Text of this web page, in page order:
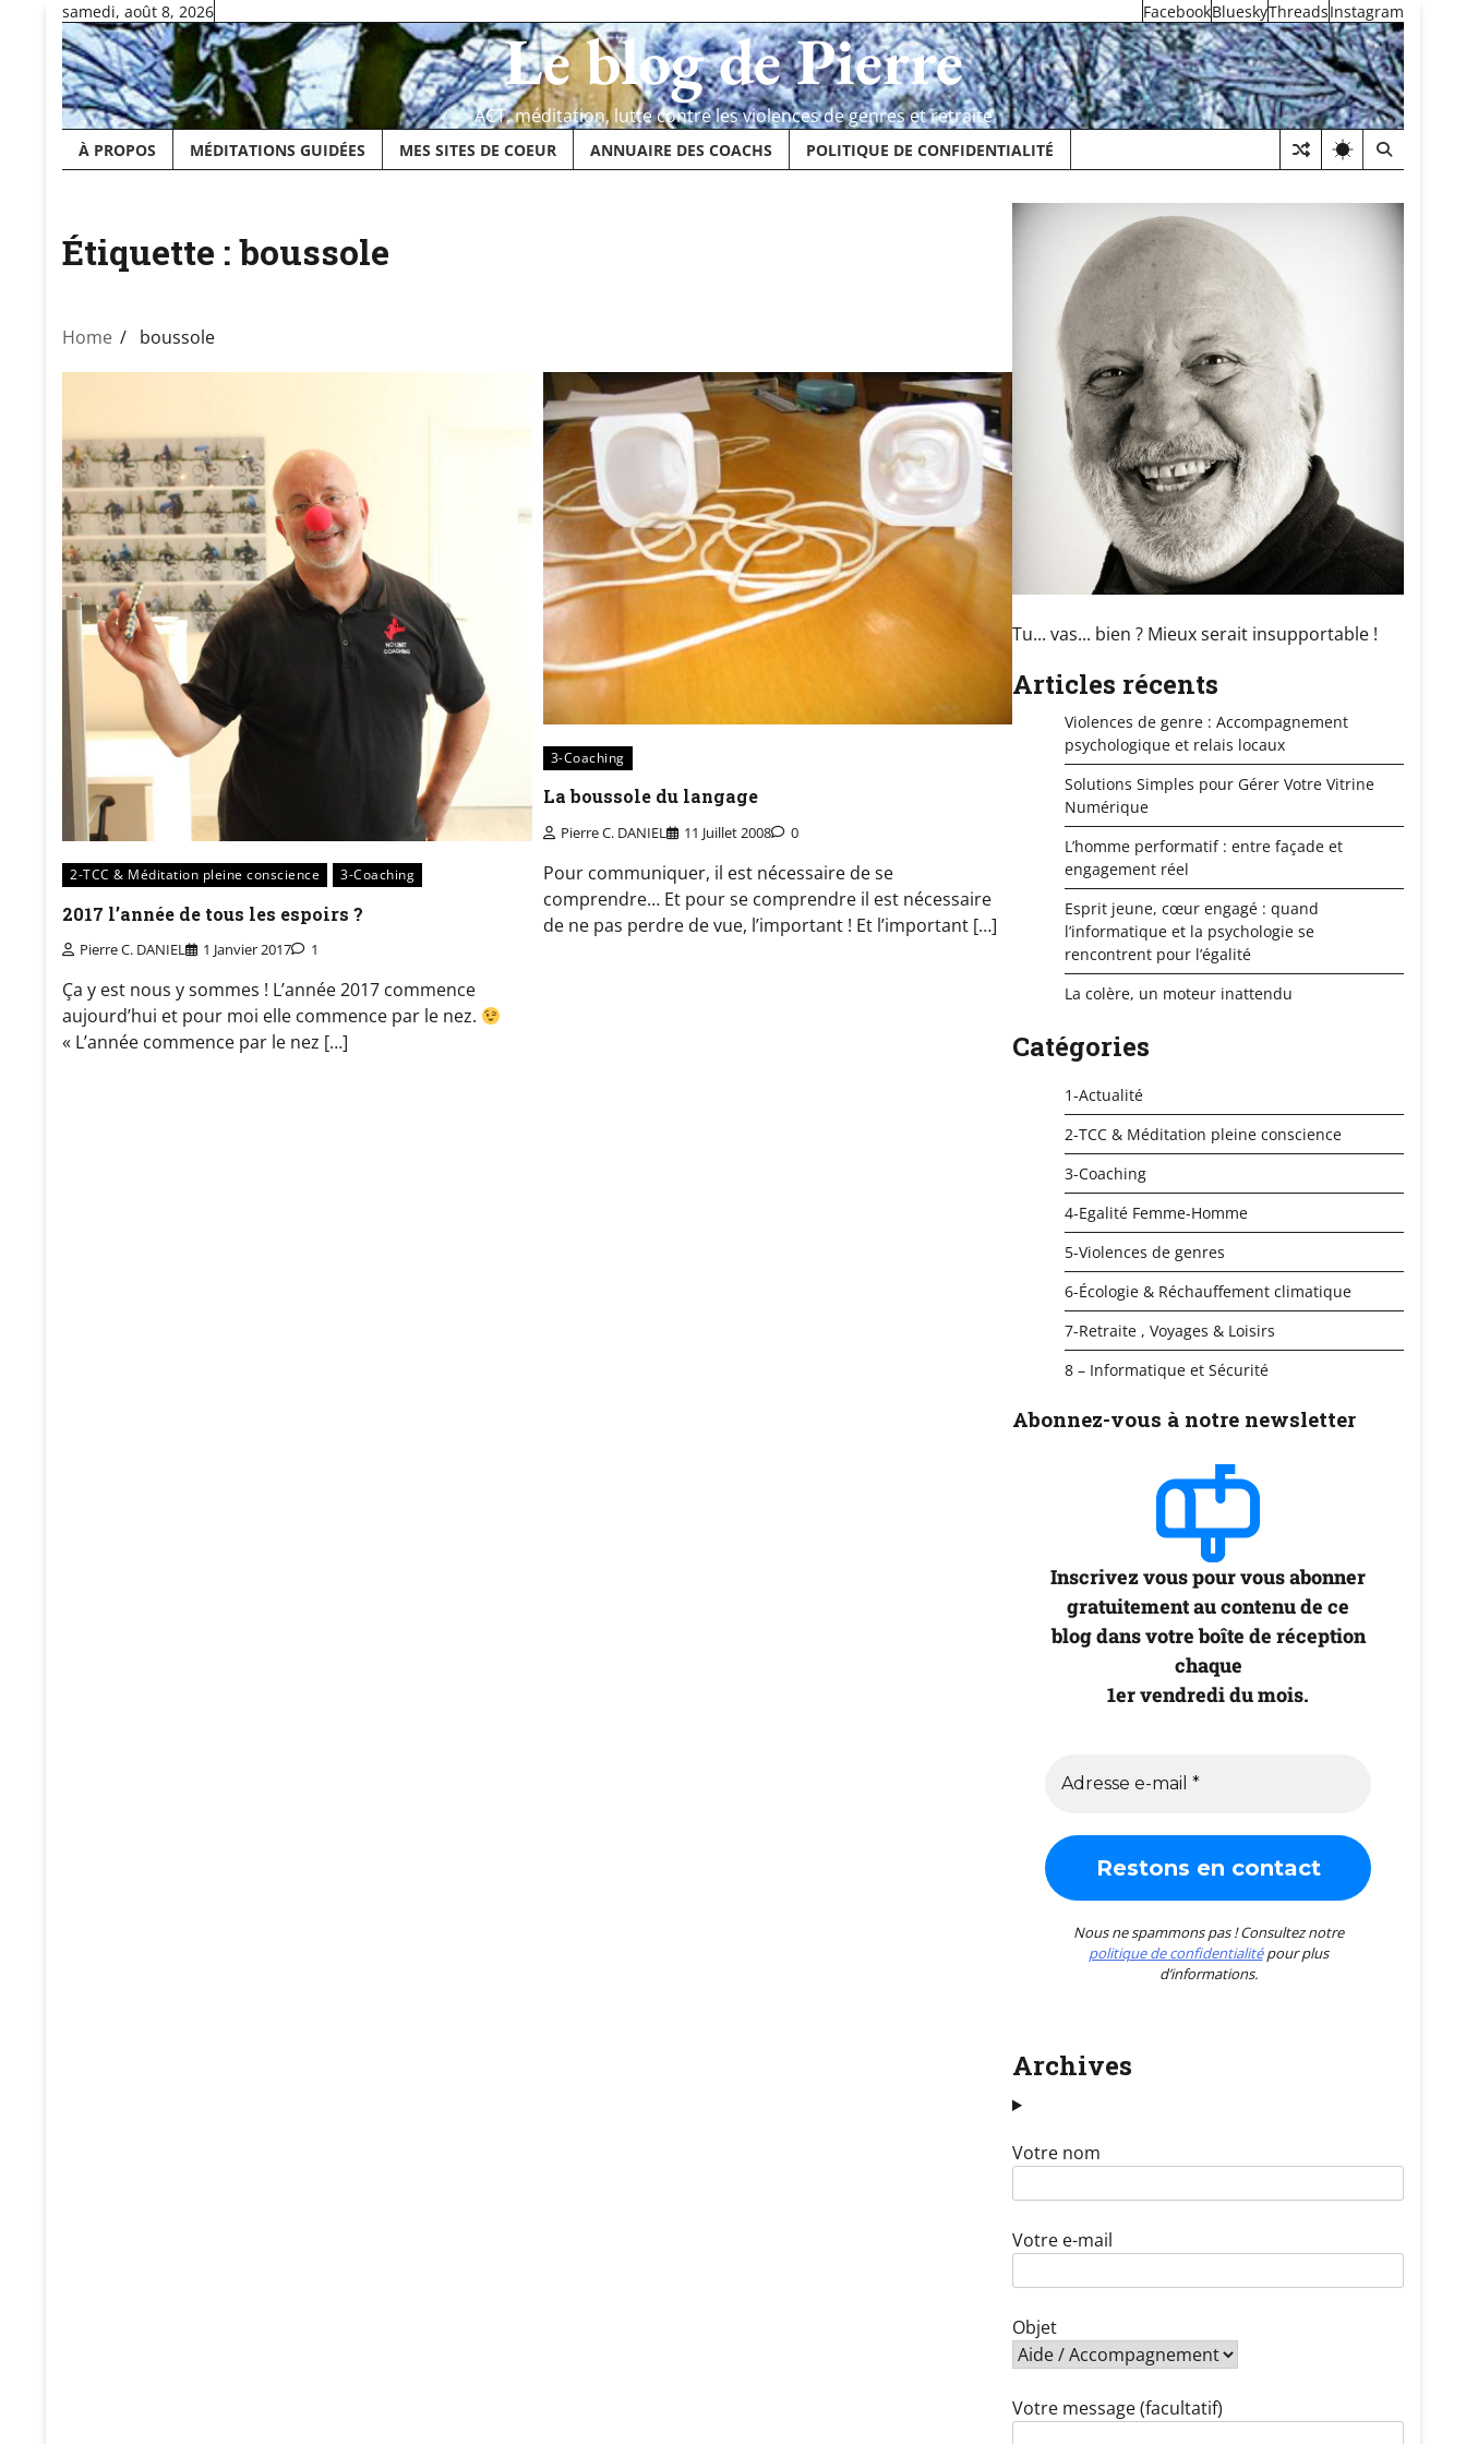
Skip
content
samedi, août 8, 2026 FacebookBlueskyThreadsInstagram
Le blog de Pierre
ACT, méditation, lutte contre les violences de genres et retraite
À PROPOS MÉDITATIONS GUIDÉES MES SITES DE COEUR ANNUAIRE DES COACHS POLITIQUE DE CONFIDENTIALITÉ
Étiquette :boussole
Home boussole
2-TCC & Méditation pleine conscience 3-Coaching
2017 l’année de tous les espoirs ?
Pierre C. DANIEL 1 Janvier 2017 1
Ça y est nous y sommes ! L’année 2017 commence
aujourd’hui et pour moi elle commence par le nez.
« L’année commence par le nez […]
3-Coaching
La boussole du langage
Pierre C. DANIEL 11 Juillet 2008 0
Pour communiquer, il est nécessaire de se
comprendre… Et pour se comprendre il est nécessaire
de ne pas perdre de vue, l’important ! Et l’important […]
Tu... vas... bien ? Mieux serait insupportable !
Articles récents
Violences de genre : Accompagnement
psychologique et relais locaux
Solutions Simples pour Gérer Votre Vitrine
Numérique
L’homme performatif : entre façade et
engagement réel
Esprit jeune, cœur engagé : quand
l’informatique et la psychologie se
rencontrent pour l’égalité
La colère, un moteur inattendu
Catégories
1-Actualité
2-TCC & Méditation pleine conscience
3-Coaching
4-Egalité Femme-Homme
5-Violences de genres
6-Écologie & Réchauffement climatique
7-Retraite , Voyages & Loisirs
8 – Informatique et Sécurité
Abonnez-vous à notre newsletter
Inscrivez vous pour vous abonner
gratuitement au contenu de ce
blog dans votre boîte de réception
chaque
1er vendredi du mois.
Nous ne spammons pas ! Consultez notre
politique de confidentialitépour plus
d’informations.
Archives
Votre nom
Votre e-mail
Objet
Votre message (facultatif)